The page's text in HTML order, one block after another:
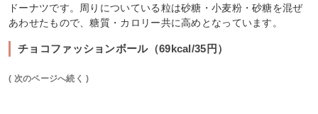
ドーナツです。周りについている粒は砂糖・小麦粉・砂糖を混ぜ
あわせたもので、糖質・カロリー共に高めとなっています。
チョコファッションボール（69kcal/35円）
( 次のページへ続く )